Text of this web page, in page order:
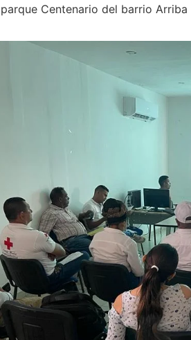
Centenario del barrio